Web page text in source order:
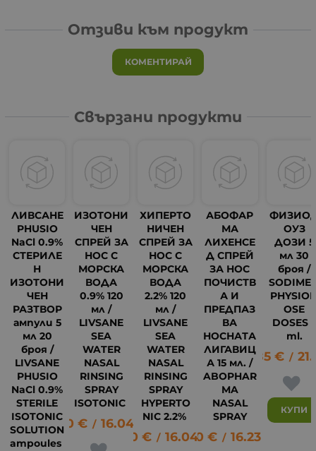
Отзиви към продукт
КОМЕНТИРАЙ
Свързани продукти
ЛИВСАНЕ
PHUSIO
NaCl 0.9%
СТЕРИЛЕ
Н
ИЗОТОНИ
ЧЕН
РАЗТВОР
ампули 5
мл 20
броя /
LIVSANE
PHUSIO
NaCl 0.9%
STERILE
ISOTONIC
SOLUTION
ampoules
ИЗОТОНИ
ЧЕН
СПРЕЙ ЗА
НОС С
МОРСКА
ВОДА
0.9% 120
мл /
LIVSANE
SEA
WATER
NASAL
RINSING
SPRAY
ISOTONIC
8.20 € / 16.04 лв.
ХИПЕРТО
НИЧЕН
СПРЕЙ ЗА
НОС С
МОРСКА
ВОДА
2.2% 120
мл /
LIVSANE
SEA
WATER
NASAL
RINSING
SPRAY
HYPERTO
NIC 2.2%
8.20 € / 16.04 лв.
АБОФАР
МА
ЛИХЕНСЕ
Д СПРЕЙ
ЗА НОС
ПОЧИСТВ
А И
ПРЕДПАЗ
ВА
НОСНАТА
ЛИГАВИЦ
А 15 мл. /
ABOPHAR
MA
NASAL
SPRAY
8.30 € / 16.23
ОУЗ
ДОЗИ 5
мл 30
броя /
OSE
DOSES 5
ml.
10.85 € /
КУПИ